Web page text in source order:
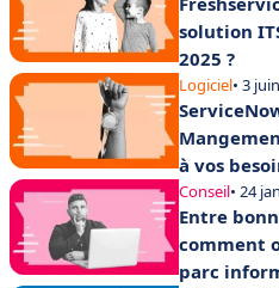
solution
2025 ?
Logiciel• 3
à vos
Conseil• 24
Entre
comment
parc